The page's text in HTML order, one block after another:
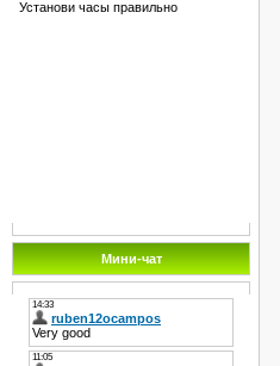
Установи часы правильно
Мини-чат